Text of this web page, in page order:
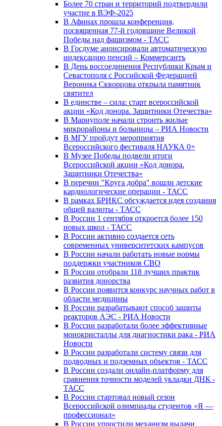
Более 70 стран и территорий подтвердили
участие в ВЭФ-2025
В Афинах прошла конференция,
посвященная 77-й годовщине Великой
Победы над фашизмом - ТАСС
В Госдуме анонсировали автоматическую
индексацию пенсий – Коммерсантъ
В День воссоединения Республики Крым и
Севастополя с Российской Федерацией
Вероника Скворцова открыла памятник
святител
В единстве – сила: старт всероссийской
акции «Код донора. Защитники Отечества»
В Мариуполе начали строить жилые
микрорайоны и больницы – РИА Новости
В МГУ пройдут мероприятия
Всероссийского фестиваля НАУКА 0+
В Музее Победы подвели итоги
Всероссийской акции «Код донора.
Защитники Отечества»
В перечни "Круга добра" вошли детские
кардиологические операции - ТАСС
В рамках БРИКС обсуждается идея создания
общей валюты - ТАСС
В России 1 сентября откроется более 150
новых школ - ТАСС
В России активно создается сеть
современных университетских кампусов
В России начали работать новые нормы
поддержки участников СВО
В России отобрали 118 лучших практик
развития донорства
В России появится конкурс научных работ в
области медицины
В России разрабатывают способ защиты
реакторов АЭС - РИА Новости
В России разработали более эффективные
монокристаллы для диагностики рака - РИА
Новости
В России разработали систему связи для
подводных и подземных объектов - ТАСС
В России создали онлайн-платформу для
сравнения точности моделей укладки ДНК -
ТАСС
В России стартовал новый сезон
Всероссийской олимпиады студентов «Я —
профессионал»
В России упростили механизм выдачи